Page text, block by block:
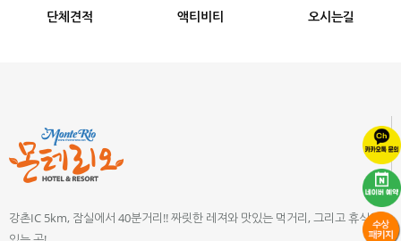
단체견적 액티비티 오시는길
강촌IC 5km, 잠실에서 40분거리!! 짜릿한 레져와 맛있는 먹거리, 그리고 휴식이